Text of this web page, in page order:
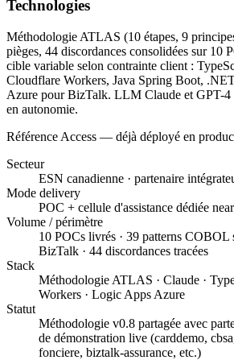
Technologies
Méthodologie ATLAS (10 étapes, 9
pièges, 44 discordances consolidées sur 10
cible variable selon contrainte client :
Cloudflare Workers, Java Spring Boot,
Azure pour BizTalk. LLM Claude et GPT-4
en autonomie.
Référence Access — déjà déployé en
Secteur
ESN canadienne · partenaire
Mode delivery
POC + cellule d'assistance dédiée
Volume / périmètre
10 POCs livrés · 39 patterns COBOL
BizTalk · 44 discordances tracées
Stack
Méthodologie ATLAS · Claude ·
Workers · Logic Apps Azure
Statut
Méthodologie v0.8 partagée avec
de démonstration live (carddemo,
fonciere, biztalk-assurance, etc.)